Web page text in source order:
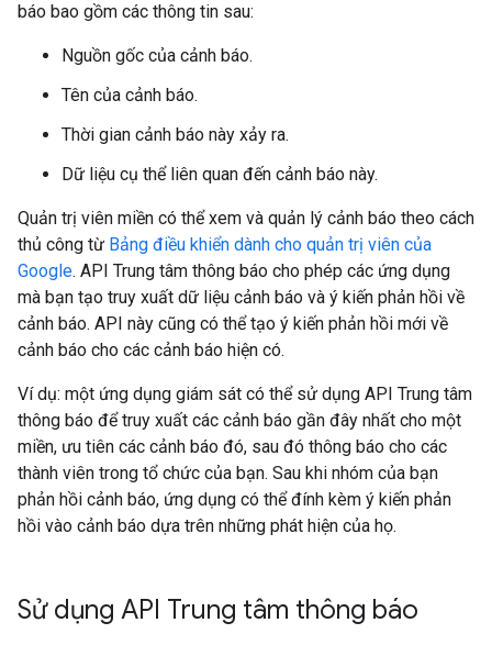
báo bao gồm các thông tin sau:
Nguồn gốc của cảnh báo.
Tên của cảnh báo.
Thời gian cảnh báo này xảy ra.
Dữ liệu cụ thể liên quan đến cảnh báo này.
Quản trị viên miền có thể xem và quản lý cảnh báo theo cách
thủ công từ Bảng điều khiển dành cho quản trị viên của
Google. API Trung tâm thông báo cho phép các ứng dụng
mà bạn tạo truy xuất dữ liệu cảnh báo và ý kiến phản hồi về
cảnh báo. API này cũng có thể tạo ý kiến phản hồi mới về
cảnh báo cho các cảnh báo hiện có.
Ví dụ: một ứng dụng giám sát có thể sử dụng API Trung tâm
thông báo để truy xuất các cảnh báo gần đây nhất cho một
miền, ưu tiên các cảnh báo đó, sau đó thông báo cho các
thành viên trong tổ chức của bạn. Sau khi nhóm của bạn
phản hồi cảnh báo, ứng dụng có thể đính kèm ý kiến phản
hồi vào cảnh báo dựa trên những phát hiện của họ.
Sử dụng API Trung tâm thông báo